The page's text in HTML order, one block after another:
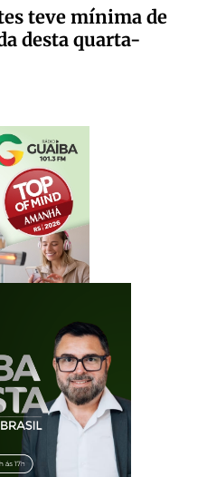
teve mínima de
desta quarta-